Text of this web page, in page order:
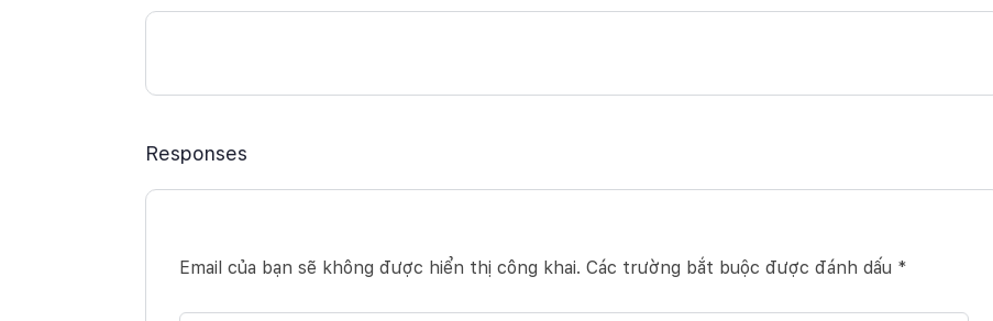
Responses
Email của bạn sẽ không được hiển thị công khai. Các trường bắt buộc được đánh dấu *